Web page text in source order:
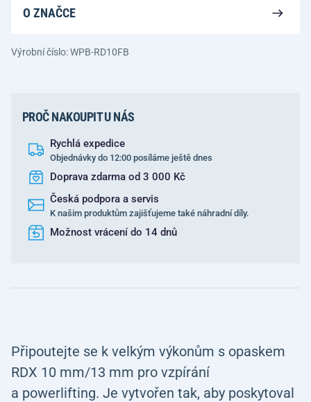
O ZNAČCE
Výrobní číslo: WPB-RD10FB
PROČ NAKOUPIT U NÁS
Rychlá expedice
Objednávky do 12:00 posíláme ještě dnes
Doprava zdarma od 3 000 Kč
Česká podpora a servis
K našim produktům zajišťujeme také náhradní díly.
Možnost vrácení do 14 dnů
Připoutejte se k velkým výkonům s opaskem
RDX 10 mm/13 mm pro vzpírání
a powerlifting. Je vytvořen tak, aby poskytoval